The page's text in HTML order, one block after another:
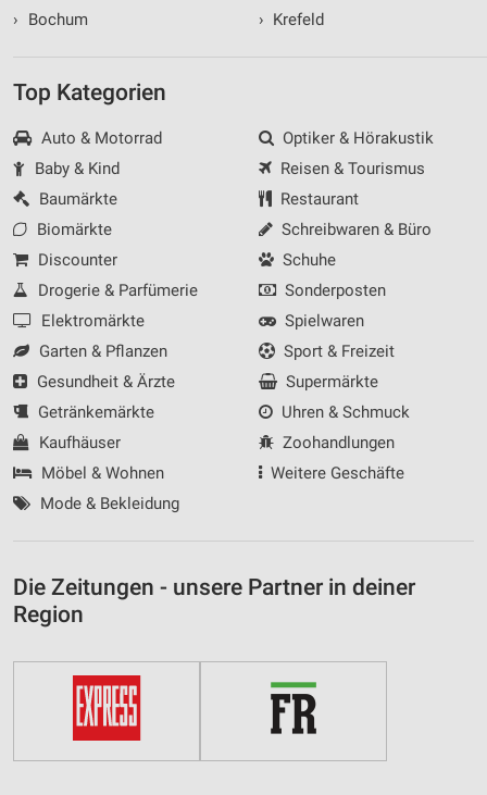
›
Bochum
› Krefeld
Top Kategorien
Auto & Motorrad
Baby & Kind
Baumärkte
Biomärkte
Discounter
Drogerie & Parfümerie
Elektromärkte
Garten & Pflanzen
Gesundheit & Ärzte
Getränkemärkte
Kaufhäuser
Möbel & Wohnen
Mode & Bekleidung
Optiker & Hörakustik
Reisen & Tourismus
Restaurant
Schreibwaren & Büro
Schuhe
Sonderposten
Spielwaren
Sport & Freizeit
Supermärkte
Uhren & Schmuck
Zoohandlungen
Weitere Geschäfte
Die Zeitungen - unsere Partner in deiner
Region